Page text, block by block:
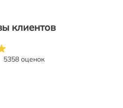
клиентов
5358 оценок